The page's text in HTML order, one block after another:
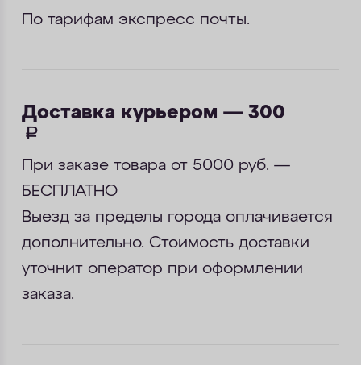
По тарифам экспресс почты.
Доставка курьером — 300
руб.
При заказе товара от 5000 руб. —
БЕСПЛАТНО
Выезд за пределы города оплачивается
дополнительно. Стоимость доставки
уточнит оператор при оформлении
заказа.